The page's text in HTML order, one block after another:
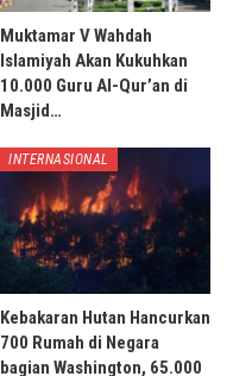
Muktamar V Wahdah
Islamiyah Akan Kukuhkan
10.000 Guru Al-Qur’an di
Masjid…
INTERNASIONAL
Kebakaran Hutan Hancurkan
700 Rumah di Negara
bagian Washington, 65.000